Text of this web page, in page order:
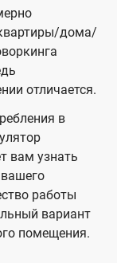
дома/
отличается.
в
вам узнать
работы
вариант
помещения.